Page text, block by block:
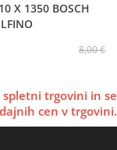
X 1350 BOSCH
8,00 €
trgovini in se
cen v trgovini.